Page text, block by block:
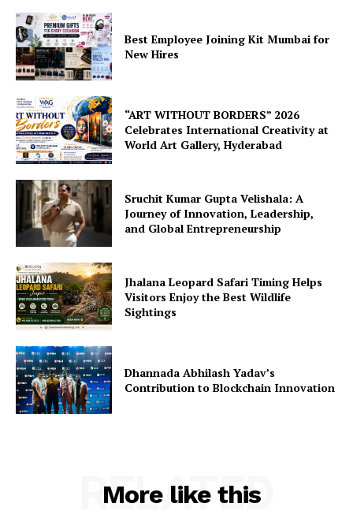
Best Employee Joining Kit Mumbai for
New Hires
“ART WITHOUT BORDERS” 2026
Celebrates International Creativity at
World Art Gallery, Hyderabad
Sruchit Kumar Gupta Velishala: A
Journey of Innovation, Leadership,
and Global Entrepreneurship
Jhalana Leopard Safari Timing Helps
Visitors Enjoy the Best Wildlife
Sightings
Dhannada Abhilash Yadav’s
Contribution to Blockchain Innovation
More like this
RELATED